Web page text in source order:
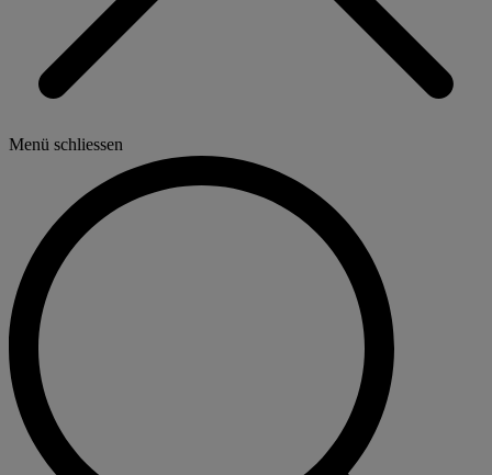
Menü schliessen